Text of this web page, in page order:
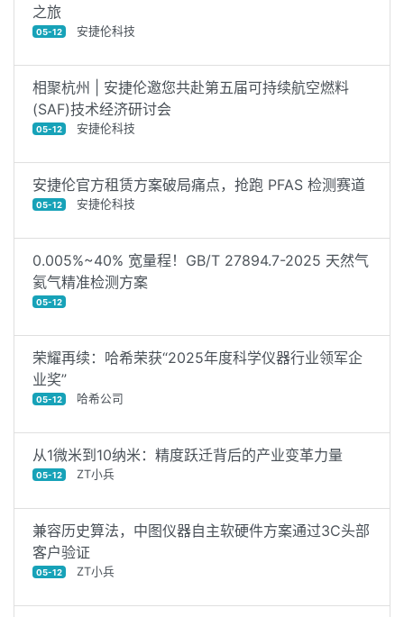
之旅
05-12 安捷伦科技
相聚杭州 | 安捷伦邀您共赴第五届可持续航空燃料
(SAF)技术经济研讨会
05-12 安捷伦科技
安捷伦官方租赁方案破局痛点，抢跑 PFAS 检测赛道
05-12 安捷伦科技
0.005%~40% 宽量程！GB/T 27894.7-2025 天然气
氦气精准检测方案
05-12
荣耀再续：哈希荣获“2025年度科学仪器行业领军企
业奖”
05-12 哈希公司
从1微米到10纳米：精度跃迁背后的产业变革力量
05-12 ZT小兵
兼容历史算法，中图仪器自主软硬件方案通过3C头部
客户验证
05-12 ZT小兵